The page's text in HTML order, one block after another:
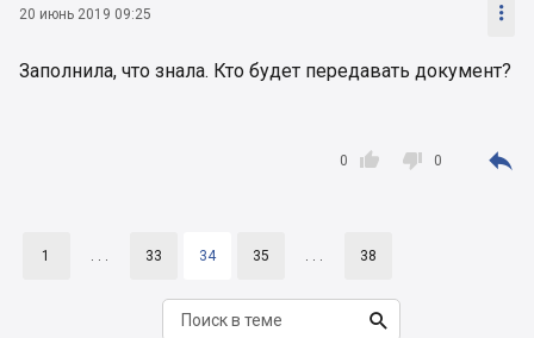
20 июнь 2019 09:25 
Заполнила, что знала. Кто будет передавать документ?

0  0 
1 . . . 33 34 35 . . . 38
